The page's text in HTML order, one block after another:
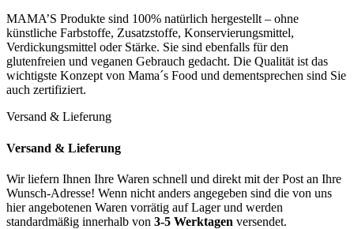
MAMA’S Produkte sind 100% natürlich hergestellt – ohne
künstliche Farbstoffe, Zusatzstoffe, Konservierungsmittel,
Verdickungsmittel oder Stärke. Sie sind ebenfalls für den
glutenfreien und veganen Gebrauch gedacht. Die Qualität ist das
wichtigste Konzept von Mama´s Food und dementsprechen sind Sie
auch zertifiziert.
Versand & Lieferung
Versand & Lieferung
Wir liefern Ihnen Ihre Waren schnell und direkt mit der Post an Ihre
Wunsch-Adresse! Wenn nicht anders angegeben sind die von uns
hier angebotenen Waren vorrätig auf Lager und werden
standardmäßig innerhalb von 3-5 Werktagen versendet.